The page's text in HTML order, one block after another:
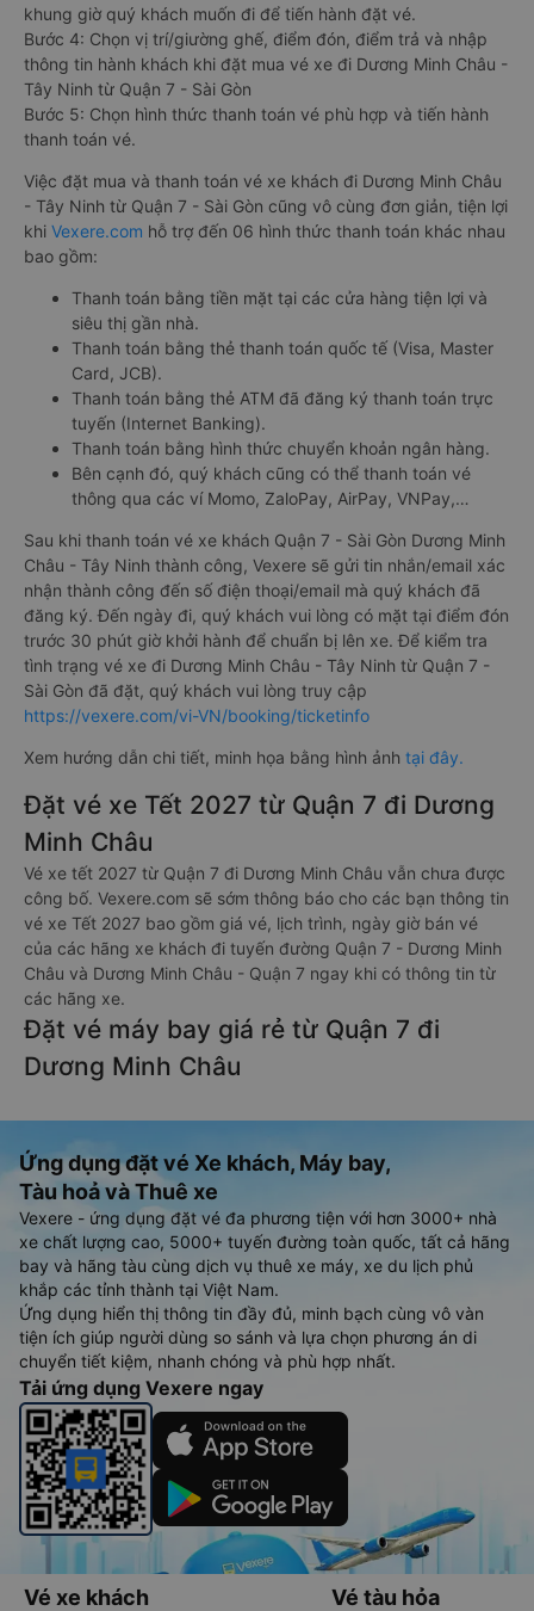
khung giờ quý khách muốn đi để tiến hành đặt vé.
Bước 4: Chọn vị trí/giường ghế, điểm đón, điểm trả và nhập
thông tin hành khách khi đặt mua vé xe đi Dương Minh Châu -
Tây Ninh từ Quận 7 - Sài Gòn
Bước 5: Chọn hình thức thanh toán vé phù hợp và tiến hành
thanh toán vé.
Việc đặt mua và thanh toán vé xe khách đi Dương Minh Châu
- Tây Ninh từ Quận 7 - Sài Gòn cũng vô cùng đơn giản, tiện lợi
khi Vexere.com hỗ trợ đến 06 hình thức thanh toán khác nhau
bao gồm:
Thanh toán bằng tiền mặt tại các cửa hàng tiện lợi và
siêu thị gần nhà.
Thanh toán bằng thẻ thanh toán quốc tế (Visa, Master
Card, JCB).
Thanh toán bằng thẻ ATM đã đăng ký thanh toán trực
tuyến (Internet Banking).
Thanh toán bằng hình thức chuyển khoản ngân hàng.
Bên cạnh đó, quý khách cũng có thể thanh toán vé
thông qua các ví Momo, ZaloPay, AirPay, VNPay,…
Sau khi thanh toán vé xe khách Quận 7 - Sài Gòn Dương Minh
Châu - Tây Ninh thành công, Vexere sẽ gửi tin nhắn/email xác
nhận thành công đến số điện thoại/email mà quý khách đã
đăng ký. Đến ngày đi, quý khách vui lòng có mặt tại điểm đón
trước 30 phút giờ khởi hành để chuẩn bị lên xe. Để kiểm tra
tình trạng vé xe đi Dương Minh Châu - Tây Ninh từ Quận 7 -
Sài Gòn đã đặt, quý khách vui lòng truy cập
https://vexere.com/vi-VN/booking/ticketinfo
Xem hướng dẫn chi tiết, minh họa bằng hình ảnh tại đây.
Đặt vé xe Tết 2027 từ Quận 7 đi Dương
Minh Châu
Vé xe tết 2027 từ Quận 7 đi Dương Minh Châu vẫn chưa được
công bố. Vexere.com sẽ sớm thông báo cho các bạn thông tin
vé xe Tết 2027 bao gồm giá vé, lịch trình, ngày giờ bán vé
của các hãng xe khách đi tuyến đường Quận 7 - Dương Minh
Châu và Dương Minh Châu - Quận 7 ngay khi có thông tin từ
các hãng xe.
Đặt vé máy bay giá rẻ từ Quận 7 đi
Dương Minh Châu
Ứng dụng đặt vé Xe khách, Máy bay,
Tàu hoả và Thuê xe
Vexere - ứng dụng đặt vé đa phương tiện với hơn 3000+ nhà
xe chất lượng cao, 5000+ tuyến đường toàn quốc, tất cả hãng
bay và hãng tàu cùng dịch vụ thuê xe máy, xe du lịch phủ
khắp các tỉnh thành tại Việt Nam.
Ứng dụng hiển thị thông tin đầy đủ, minh bạch cùng vô vàn
tiện ích giúp người dùng so sánh và lựa chọn phương án di
chuyển tiết kiệm, nhanh chóng và phù hợp nhất.
Tải ứng dụng Vexere ngay
Vé xe khách Vé tàu hỏa